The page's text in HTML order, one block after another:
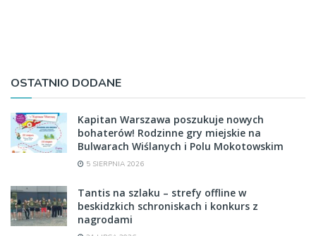
OSTATNIO DODANE
Kapitan Warszawa poszukuje nowych
bohaterów! Rodzinne gry miejskie na
Bulwarach Wiślanych i Polu Mokotowskim
5 SIERPNIA 2026
Tantis na szlaku – strefy offline w
beskidzkich schroniskach i konkurs z
nagrodami